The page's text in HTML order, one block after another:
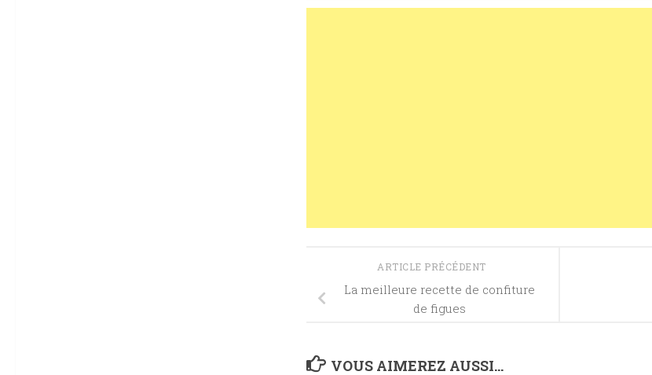
ARTICLE PRÉCÉDENT
La meilleure recette de confiture
de figues
VOUS AIMEREZ AUSSI...